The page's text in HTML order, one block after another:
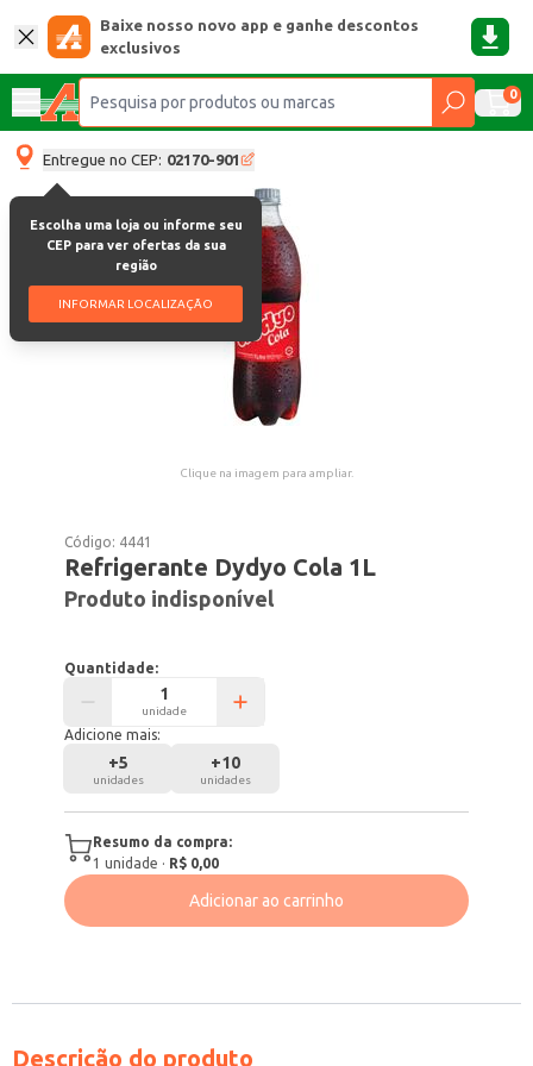
Baixe nosso novo app e ganhe descontos
exclusivos
0
Entregue no CEP: 02170-901
Escolha uma loja ou informe seu
CEP para ver ofertas da sua
região
INFORMAR LOCALIZAÇÃO
Clique na imagem para ampliar.
Código: 4441
Refrigerante Dydyo Cola 1L
Produto indisponível
Quantidade:
unidade
Adicione mais:
+5
unidades
+10
unidades
Resumo da compra:
1 unidade · R$ 0,00
Adicionar ao carrinho
Descrição do produto